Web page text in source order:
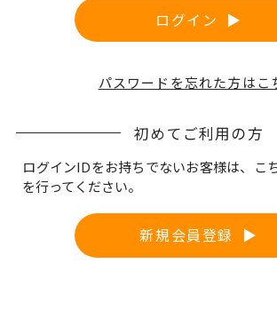
THE KAHALA Bath
提携ブランド
SWISS PERFECTION
ログイン
パスワードを忘れた方はこ
初めてご利用の方
ログインIDをお持ちでないお客様は、こ
を行ってください。
新規会員登録